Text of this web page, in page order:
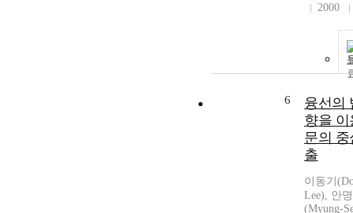
2000
6
융선의
향을 이
문의 중
출
이동기
Lee), 안
(Myung-